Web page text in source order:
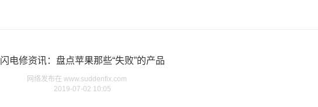
闪电修资讯：盘点苹果那些“失败”的产品
网络发布在 www.suddenfix.com
2019-07-02 10:05